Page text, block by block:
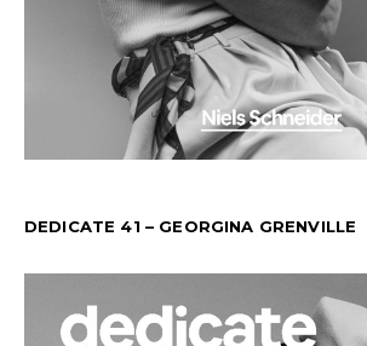
DEDICATE 41 – GEORGINA GRENVILLE